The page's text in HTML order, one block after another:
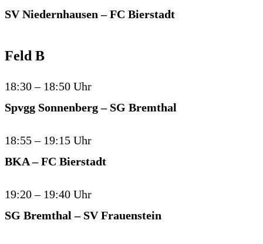
SV Niedernhausen – FC Bierstadt
Feld B
18:30 – 18:50 Uhr
Spvgg Sonnenberg – SG Bremthal
18:55 – 19:15 Uhr
BKA – FC Bierstadt
19:20 – 19:40 Uhr
SG Bremthal – SV Frauenstein